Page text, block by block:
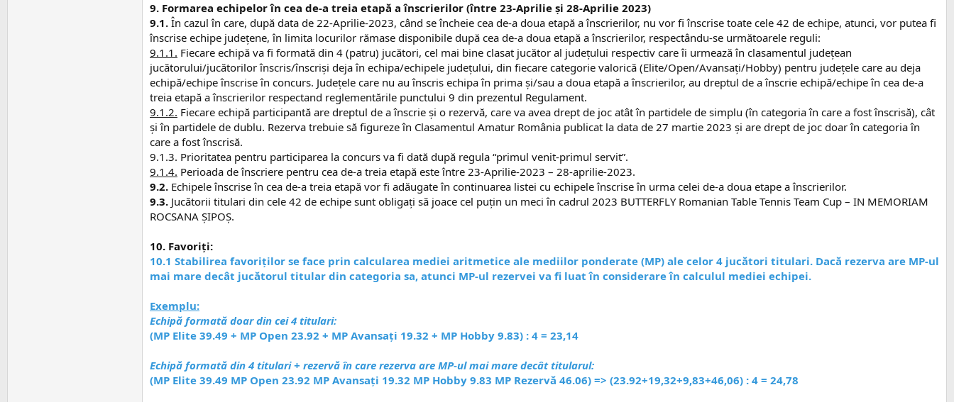
9. Formarea echipelor în cea de-a treia etapă a înscrierilor (între 23-Aprilie și 28-Aprilie 2023)
9.1. În cazul în care, după data de 22-Aprilie-2023, când se încheie cea de-a doua etapă a înscrierilor, nu vor fi înscrise toate cele 42 de echipe, atunci, vor putea fi
înscrise echipe județene, în limita locurilor rămase disponibile după cea de-a doua etapă a înscrierilor, respectându-se următoarele reguli:
9.1.1. Fiecare echipă va fi formată din 4 (patru) jucători, cel mai bine clasat jucător al judeţului respectiv care îi urmează în clasamentul județean
jucătorului/jucătorilor înscris/înscriși deja în echipa/echipele județului, din fiecare categorie valorică (Elite/Open/Avansaţi/Hobby) pentru județele care au deja
echipă/echipe înscrise în concurs. Județele care nu au înscris echipa în prima și/sau a doua etapă a înscrierilor, au dreptul de a înscrie echipă/echipe în cea de-a
treia etapă a înscrierilor respectand reglementările punctului 9 din prezentul Regulament.
9.1.2. Fiecare echipă participantă are dreptul de a înscrie și o rezervă, care va avea drept de joc atât în partidele de simplu (în categoria în care a fost înscrisă), cât
și în partidele de dublu. Rezerva trebuie să figureze în Clasamentul Amatur România publicat la data de 27 martie 2023 și are drept de joc doar în categoria în
care a fost înscrisă.
9.1.3. Prioritatea pentru participarea la concurs va fi dată după regula “primul venit-primul servit”.
9.1.4. Perioada de înscriere pentru cea de-a treia etapă este între 23-Aprilie-2023 – 28-aprilie-2023.
9.2. Echipele înscrise în cea de-a treia etapă vor fi adăugate în continuarea listei cu echipele înscrise în urma celei de-a doua etape a înscrierilor.
9.3. Jucătorii titulari din cele 42 de echipe sunt obligați să joace cel puțin un meci în cadrul 2023 BUTTERFLY Romanian Table Tennis Team Cup – IN MEMORIAM
ROCSANA ȘIPOȘ.
10. Favoriţi:
10.1 Stabilirea favoriților se face prin calcularea mediei aritmetice ale mediilor ponderate (MP) ale celor 4 jucători titulari. Dacă rezerva are MP-ul
mai mare decât jucătorul titular din categoria sa, atunci MP-ul rezervei va fi luat în considerare în calculul mediei echipei.
Exemplu:
Echipă formată doar din cei 4 titulari:
(MP Elite 39.49 + MP Open 23.92 + MP Avansați 19.32 + MP Hobby 9.83) : 4 = 23,14
Echipă formată din 4 titulari + rezervă în care rezerva are MP-ul mai mare decât titularul:
(MP Elite 39.49 MP Open 23.92 MP Avansați 19.32 MP Hobby 9.83 MP Rezervă 46.06) => (23.92+19,32+9,83+46,06) : 4 = 24,78